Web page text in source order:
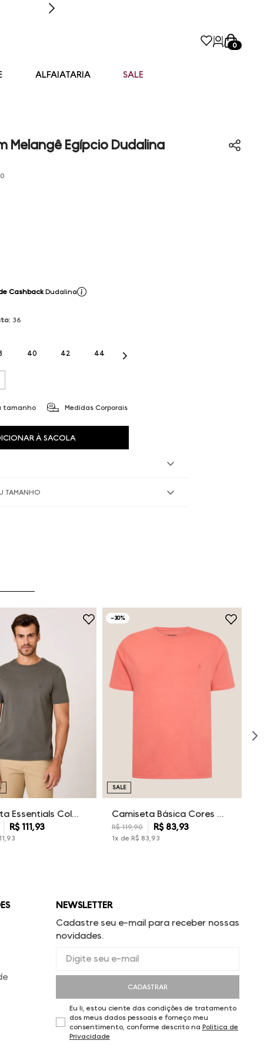
0
ALFAIATARIA SALE
Melangê Egípcio Dudalina
CashbackDudalina
: 36
40 42 44
tamanho Medidas Corporais
À SACOLA
TAMANHO
Camiseta Essentials Color Dudalina Masculina
R$111,93
93
-30%
Camiseta Básica Cores Dudalina Masculina
R$ 119,90 R$ 83,93
1x de R$ 83 93
SALE
NEWSLETTER
Cadastre seu e-mail para receber nossas
novidades.
CADASTRAR
Eu li, estou ciente das condições de tratamento
dos meus dados pessoais e forneço meu
consentimento, conforme descrito na Política de
Privacidade